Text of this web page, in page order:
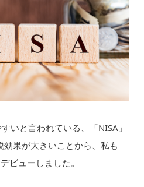
いと言われている、「NISA」
効果が大きいことから、私も
ビューしました。